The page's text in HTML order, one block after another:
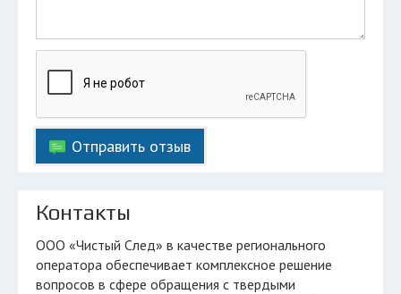
Отправить отзыв
Контакты
ООО «Чистый След» в качестве регионального
оператора обеспечивает комплексное решение
вопросов в сфере обращения с твердыми